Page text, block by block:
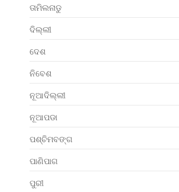
ତାମିଲନାଡୁ
ଦିଲ୍ଲୀ
ଦେଶ
ନିବେଶ
ନୂଆଦିଲ୍ଲୀ
ନୂଆପଡା
ପଶ୍ଚିମବଙ୍ଗ
ପାଣିପାଗ
ପୁରୀ